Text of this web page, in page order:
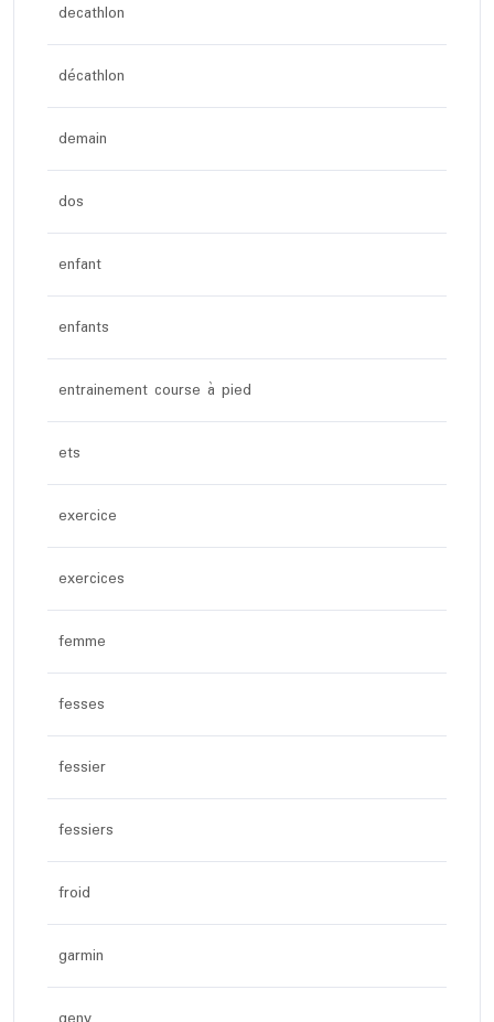
decathlon
décathlon
demain
dos
enfant
enfants
entrainement course à pied
ets
exercice
exercices
femme
fesses
fessier
fessiers
froid
garmin